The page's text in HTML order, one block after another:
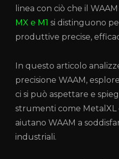
linea con ciò che il
MX e M1 si distinguono
produttive precise,
In questo articolo
precisione WAAM,
ci si può aspettare e
strumenti come MetalXL
aiutano WAAM a
industriali.